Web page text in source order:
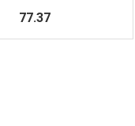
77.37